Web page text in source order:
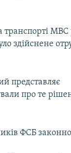
транспорті МВС
здійснене
представляє
про те
ФСБ